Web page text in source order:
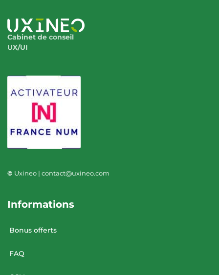
Cabinet de conseil
UX/UI
© Uxineo | contact@uxineo.com
Informations
Bonus offerts
FAQ